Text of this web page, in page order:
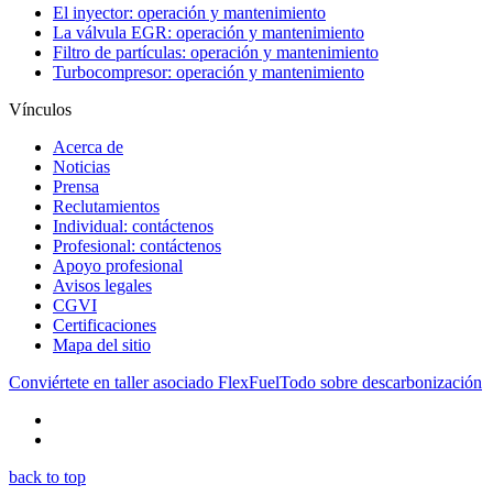
El inyector: operación y mantenimiento
La válvula EGR: operación y mantenimiento
Filtro de partículas: operación y mantenimiento
Turbocompresor: operación y mantenimiento
Vínculos
Acerca de
Noticias
Prensa
Reclutamientos
Individual: contáctenos
Profesional: contáctenos
Apoyo profesional
Avisos legales
CGVI
Certificaciones
Mapa del sitio
Conviértete en taller asociado FlexFuelTodo sobre descarbonización
back to top